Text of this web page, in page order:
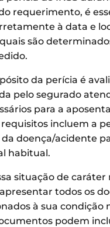
requerimento, é
à data e
são
da perícia é
pelo segurado
para a
requisitos incluem a
doença/acidente
habitual.
situação de caráter
todos os
à sua condição
podem